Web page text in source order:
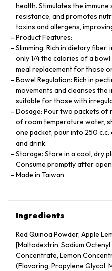
health. Stimulates the
resistance, and promotes
toxins and allergens,
Product Features:
Slimming: Rich in dietary
only 1/4 the calories of a
meal replacement for those
Bowel Regulation: Rich in
movements and cleanses the
suitable for those with
Dosage: Pour two packets of
of room temperature water,
one packet, pour into 250
and drink.
Storage: Store in a cool, dry
Consume promptly after
Made in Taiwan
Ingredients
Red Quinoa Powder, Apple
[Maltodextrin, Sodium
Concentrate, Lemon
(Flavoring, Propylene Glycol,